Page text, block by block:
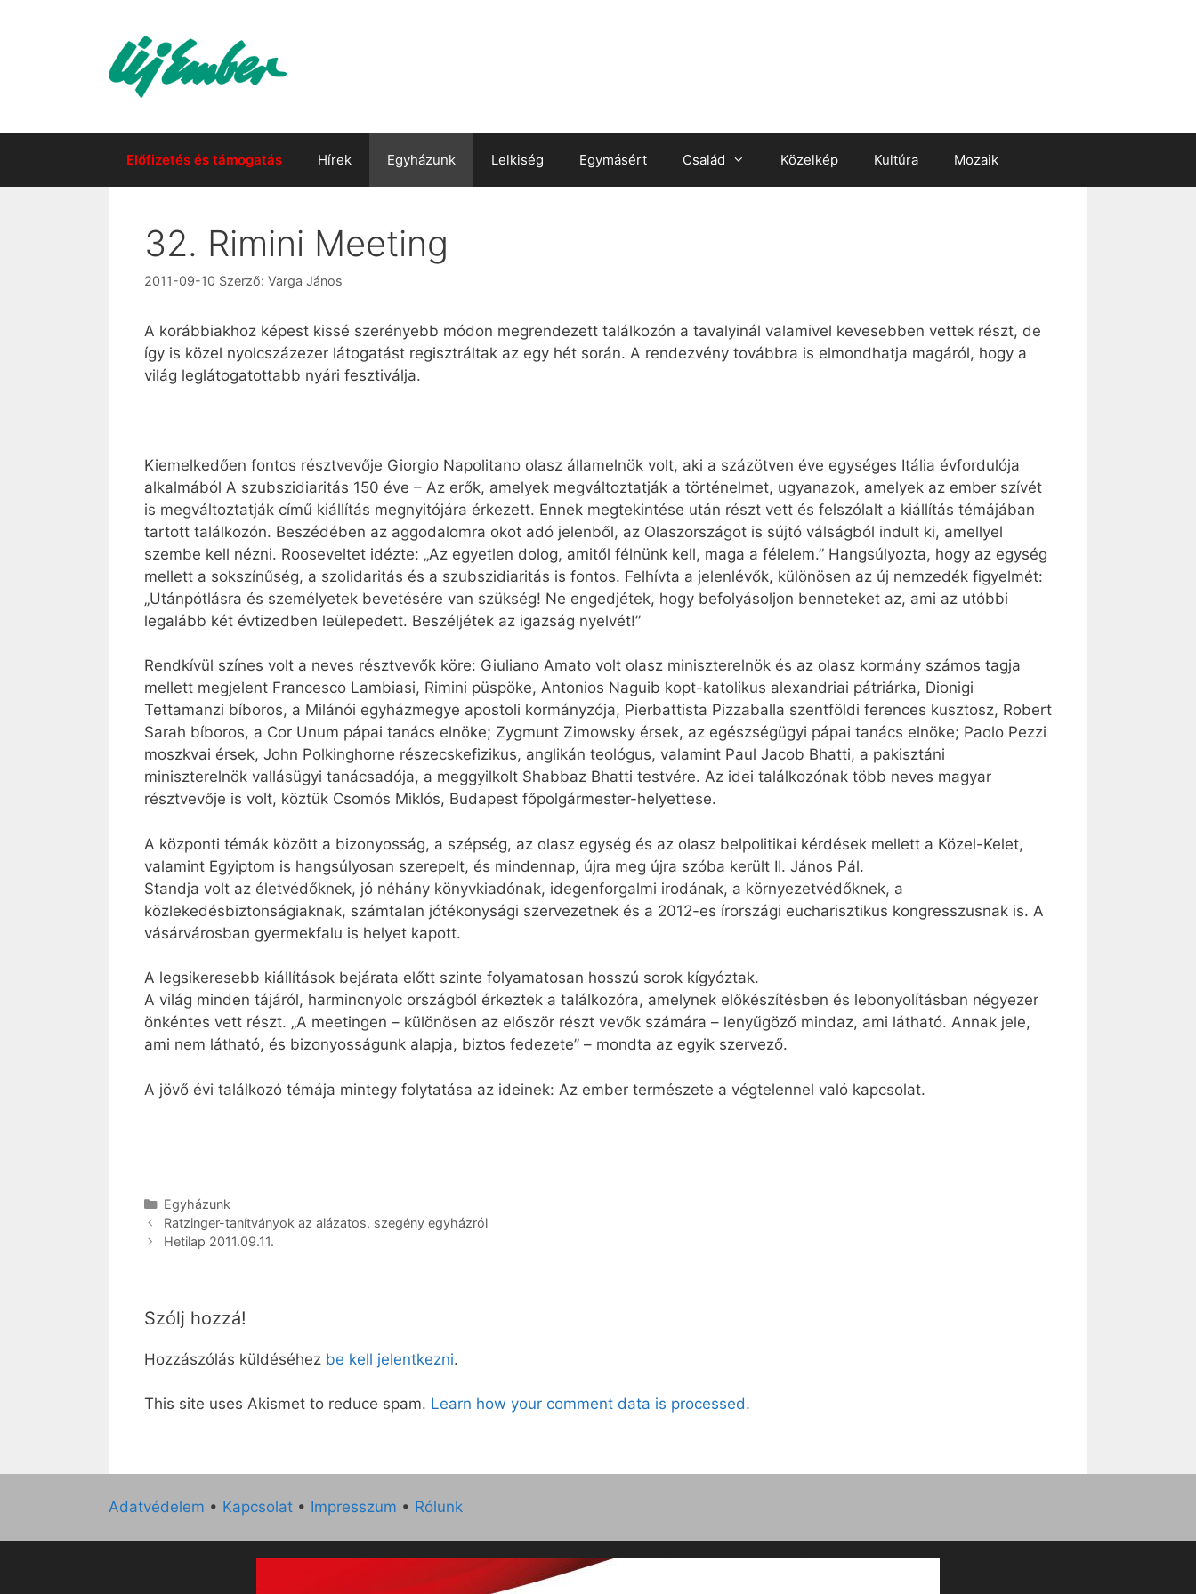
Előfizetés és támogatás Hírek Egyházunk Lelkiség Egymásért Család Közelkép Kultúra Mozaik
32. Rimini Meeting
2011-09-10 Szerző: Varga János
A korábbiakhoz képest kissé szerényebb módon megrendezett találkozón a tavalyinál valamivel kevesebben vettek részt, de
így is közel nyolcszázezer látogatást regisztráltak az egy hét során. A rendezvény továbbra is elmondhatja magáról, hogy a
világ leglátogatottabb nyári fesztiválja.
Kiemelkedően fontos résztvevője Giorgio Napolitano olasz államelnök volt, aki a százötven éve egységes Itália évfordulója
alkalmából A szubszidiaritás 150 éve – Az erők, amelyek megváltoztatják a történelmet, ugyanazok, amelyek az ember szívét
is megváltoztatják című kiállítás megnyitójára érkezett. Ennek megtekintése után részt vett és felszólalt a kiállítás témájában
tartott találkozón. Beszédében az aggodalomra okot adó jelenből, az Olaszországot is sújtó válságból indult ki, amellyel
szembe kell nézni. Rooseveltet idézte: „Az egyetlen dolog, amitől félnünk kell, maga a félelem.” Hangsúlyozta, hogy az egység
mellett a sokszínűség, a szolidaritás és a szubszidiaritás is fontos. Felhívta a jelenlévők, különösen az új nemzedék figyelmét:
„Utánpótlásra és személyetek bevetésére van szükség! Ne engedjétek, hogy befolyásoljon benneteket az, ami az utóbbi
legalább két évtizedben leülepedett. Beszéljétek az igazság nyelvét!”
Rendkívül színes volt a neves résztvevők köre: Giuliano Amato volt olasz miniszterelnök és az olasz kormány számos tagja
mellett megjelent Francesco Lambiasi, Rimini püspöke, Antonios Naguib kopt-katolikus alexandriai pátriárka, Dionigi
Tettamanzi bíboros, a Milánói egyházmegye apostoli kormányzója, Pierbattista Pizzaballa szentföldi ferences kusztosz, Robert
Sarah bíboros, a Cor Unum pápai tanács elnöke; Zygmunt Zimowsky érsek, az egészségügyi pápai tanács elnöke; Paolo Pezzi
moszkvai érsek, John Polkinghorne részecskefizikus, anglikán teológus, valamint Paul Jacob Bhatti, a pakisztáni
miniszterelnök vallásügyi tanácsadója, a meggyilkolt Shabbaz Bhatti testvére. Az idei találkozónak több neves magyar
résztvevője is volt, köztük Csomós Miklós, Budapest főpolgármester-helyettese.
A központi témák között a bizonyosság, a szépség, az olasz egység és az olasz belpolitikai kérdések mellett a Közel-Kelet,
valamint Egyiptom is hangsúlyosan szerepelt, és mindennap, újra meg újra szóba került II. János Pál.
Standja volt az életvédőknek, jó néhány könyvkiadónak, idegenforgalmi irodának, a környezetvédőknek, a
közlekedésbiztonságiaknak, számtalan jótékonysági szervezetnek és a 2012-es írországi eucharisztikus kongresszusnak is. A
vásárvárosban gyermekfalu is helyet kapott.
A legsikeresebb kiállítások bejárata előtt szinte folyamatosan hosszú sorok kígyóztak.
A világ minden tájáról, harmincnyolc országból érkeztek a találkozóra, amelynek előkészítésben és lebonyolításban négyezer
önkéntes vett részt. „A meetingen – különösen az először részt vevők számára – lenyűgöző mindaz, ami látható. Annak jele,
ami nem látható, és bizonyosságunk alapja, biztos fedezete” – mondta az egyik szervező.
A jövő évi találkozó témája mintegy folytatása az ideinek: Az ember természete a végtelennel való kapcsolat.
Kategória
Egyházunk
Ratzinger-tanítványok az alázatos, szegény egyházról
Hetilap 2011.09.11.
Szólj hozzá!
Hozzászólás küldéséhez be kell jelentkezni.
This site uses Akismet to reduce spam. Learn how your comment data is processed.
Adatvédelem • Kapcsolat • Impresszum • Rólunk